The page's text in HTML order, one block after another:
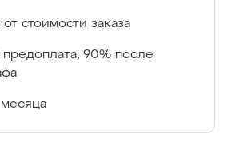
стоимости заказа
90% после